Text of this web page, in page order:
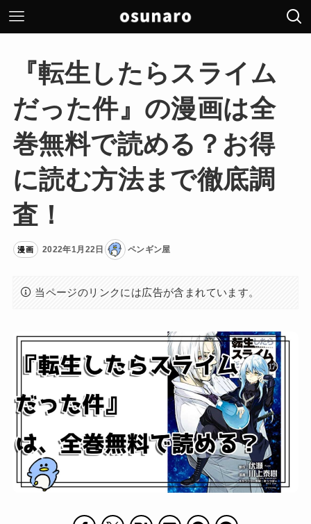
『転生したらスライム
だった件』の漫画は全
巻無料で読める？お得
に読む方法まで徹底調
査！
漫画 2022年1月22日 ペンギン屋
当ページのリンクには広告が含まれています。